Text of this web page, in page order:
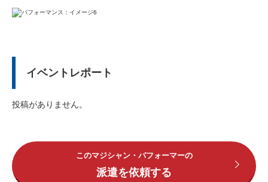
イベントレポート
投稿がありません。
このマジシャン・パフォーマーの
派遣を依頼する